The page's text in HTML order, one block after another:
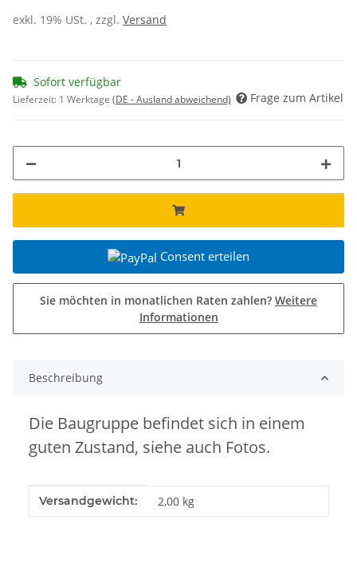
exkl. 19% USt. , zzgl. Versand
Sofort verfügbar
Lieferzeit: 1 Werktage (DE - Ausland abweichend) Frage zum Artikel
Consent erteilen
Sie möchten in monatlichen Raten zahlen? Weitere
Informationen
Beschreibung
Die Baugruppe befindet sich in einem
guten Zustand, siehe auch Fotos.
Produkteigenschaft
Wert
Versandgewicht: 2,00 kg